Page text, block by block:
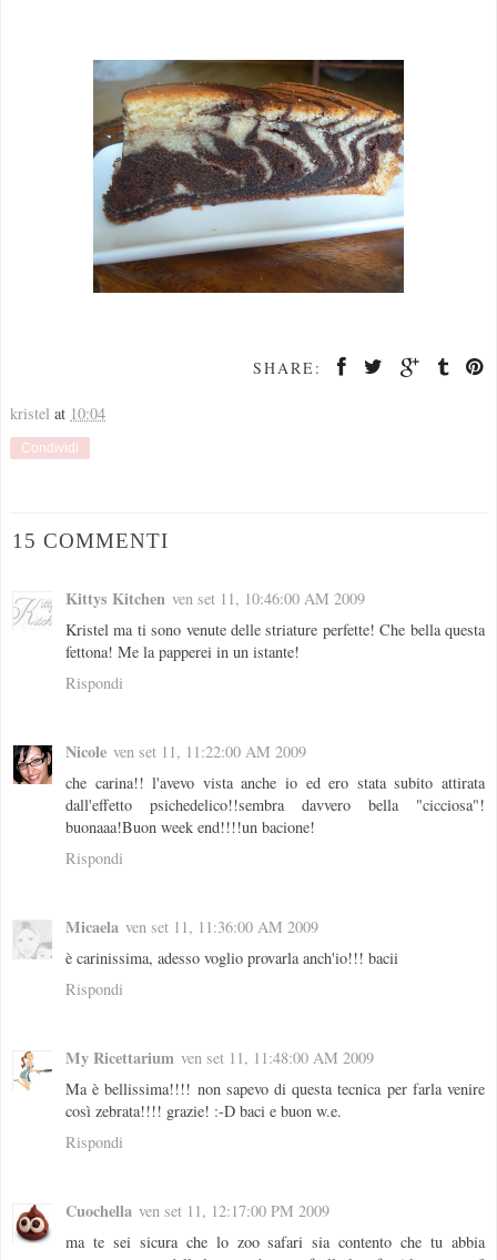
SHARE:
kristel at 10:04
Condividi
15 COMMENTI
Kittys Kitchen ven set 11, 10:46:00 AM 2009
Kristel ma ti sono venute delle striature perfette! Che bella questa
fettona! Me la papperei in un istante!
Rispondi
Nicole ven set 11, 11:22:00 AM 2009
che carina!! l'avevo vista anche io ed ero stata subito attirata
dall'effetto psichedelico!!sembra davvero bella "cicciosa"!
buonaaa!Buon week end!!!!un bacione!
Rispondi
Micaela ven set 11, 11:36:00 AM 2009
è carinissima, adesso voglio provarla anch'io!!! bacii
Rispondi
My Ricettarium ven set 11, 11:48:00 AM 2009
Ma è bellissima!!!! non sapevo di questa tecnica per farla venire
così zebrata!!!! grazie! :-D baci e buon w.e.
Rispondi
Cuochella ven set 11, 12:17:00 PM 2009
ma te sei sicura che lo zoo safari sia contento che tu abbia